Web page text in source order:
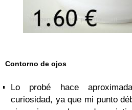
Contorno de ojos
Lo probé hace
curiosidad, ya que mi punto